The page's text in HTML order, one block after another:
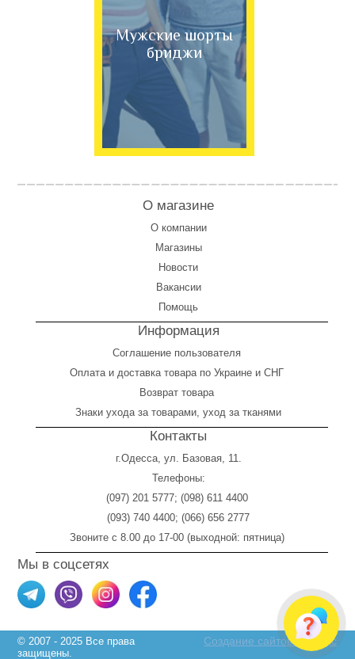
Мужские шорты
бриджи
О магазине
О компании
Магазины
Новости
Вакансии
Помощь
Информация
Соглашение пользователя
Оплата и доставка товара по Украине и СНГ
Возврат товара
Знаки ухода за товарами, уход за тканями
Контакты
г.Одесса, ул. Базовая, 11.
Телефоны:
(097) 201 5777; (098) 611 4400
(093) 740 4400; (066) 656 2777
Звоните с 8.00 до 17-00 (выходной: пятница)
Мы в соцсетях
© 2007 - 2025 Все права
защищены.
Создание сайтов Skylogic